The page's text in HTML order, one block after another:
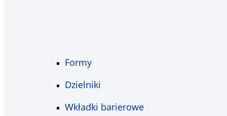
Formy
Dzielniki
Wkładki barierowe